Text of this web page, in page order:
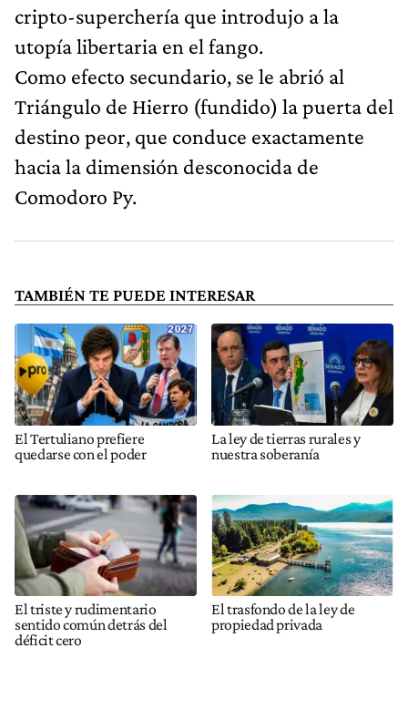
cripto-superchería que introdujo a la
utopía libertaria en el fango.
Como efecto secundario, se le abrió al
Triángulo de Hierro (fundido) la puerta del
destino peor, que conduce exactamente
hacia la dimensión desconocida de
Comodoro Py.
TAMBIÉN TE PUEDE INTERESAR
El Tertuliano prefiere
quedarse con el poder
La ley de tierras rurales y
nuestra soberanía
El triste y rudimentario
sentido común detrás del
déficit cero
El trasfondo de la ley de
propiedad privada